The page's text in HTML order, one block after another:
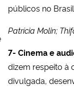
públicos no
Patrícia Molin;
7- Cinema e
dizem respeito à
divulgada,